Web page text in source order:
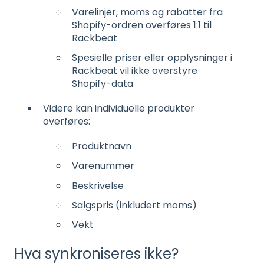
Varelinjer, moms og rabatter fra
Shopify-ordren overføres 1:1 til
Rackbeat
Spesielle priser eller opplysninger i
Rackbeat vil ikke overstyre
Shopify-data
Videre kan individuelle produkter
overføres:
Produktnavn
Varenummer
Beskrivelse
Salgspris (inkludert moms)
Vekt
Hva synkroniseres ikke?